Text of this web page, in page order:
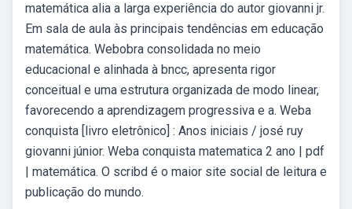
matemática alia a larga experiência do autor giovanni jr.
Em sala de aula às principais tendências em educação
matemática. Webobra consolidada no meio
educacional e alinhada à bncc, apresenta rigor
conceitual e uma estrutura organizada de modo linear,
favorecendo a aprendizagem progressiva e a. Weba
conquista [livro eletrônico] : Anos iniciais / josé ruy
giovanni júnior. Weba conquista matematica 2 ano | pdf
| matemática. O scribd é o maior site social de leitura e
publicação do mundo.